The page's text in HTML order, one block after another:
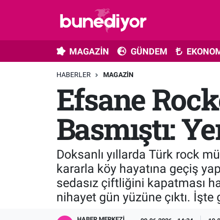
MAGAZİN GÜNDEM
HABERLER MAGAZIN
Efsane
Basmıştı:
Doksanlı yıllarda Türk rock
kararla köy hayatına geçiş
sedasız çiftliğini kapatması
nihayet gün yüzüne çıktı. İşte
Diziler
Gündem
Kültür Sanat
Magazin
GÜNDEM
EKONOMİ
TEKNOLOJİ
Trafik Durumu
Süper Lig Puan Durumu ve Fikstür
Tüm Manşetler
Son Dakika Haberleri
Haber Arşivi